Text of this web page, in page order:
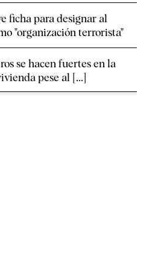
ficha para designar al
"organización terrorista"
se hacen fuertes en la
pese al [...]